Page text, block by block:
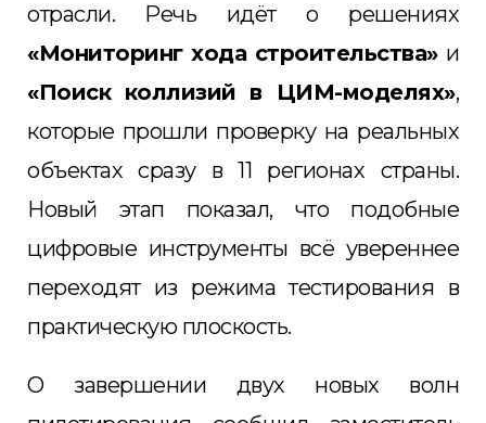
отрасли. Речь идёт о решениях
«Мониторинг хода строительства»и
«Поиск коллизий в ЦИМ-моделях»,
которые прошли проверку на реальных
объектах сразу в 11 регионах страны.
Новый этап показал, что подобные
цифровые инструменты всё увереннее
переходят из режима тестирования в
практическую плоскость.
О завершении двух новых волн